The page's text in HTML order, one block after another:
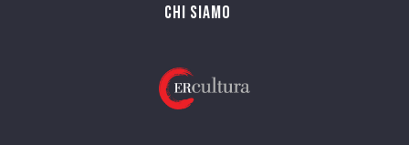
Chi siamo